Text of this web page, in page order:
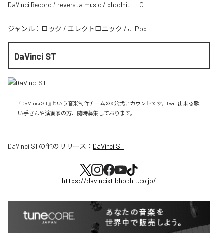
DaVinci Record / reversta music / bhodhit LLC
ジャンル： ロック / エレクトロニック / J-Pop
DaVinci ST
『DaVinci ST』という音楽制作チームのX公式アカウントです。feat.出来る歌
い手さんや演奏家の方、随時募集しております。
DaVinci STの他のリリース： DaVinci ST
https://davincist.bhodhit.co.jp/